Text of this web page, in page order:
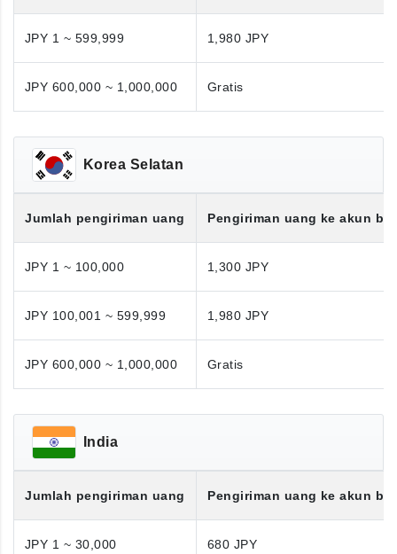
JPY 1 ~ 599,999 1,980 JPY
JPY 600,000 ~ 1,000,000 Gratis
Korea Selatan
Jumlah pengiriman uang Pengiriman uang ke akun
JPY 1 ~ 100,000 1,300 JPY
JPY 100,001 ~ 599,999 1,980 JPY
JPY 600,000 ~ 1,000,000 Gratis
India
Jumlah pengiriman uang Pengiriman uang ke akun
JPY 1 ~ 30,000 680 JPY